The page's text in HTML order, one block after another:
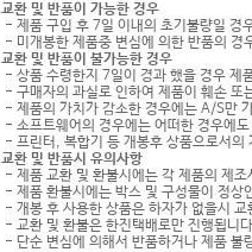
교환 및 반품이 가능한 경우
- 제품 구입 후 7일 이내의 초기불량일 경
- 미개봉한 제품중 변심에 의한 반품의 경
교환 및 반품이 불가능한 경우
- 상품 수령한지 7일이 경과 했을 경우 제
- 구매자의 과실로 인하여 제품이 훼손 또
- 제품의 가치가 감소한 경우에는 A/S만
- 소프트웨어의 경우에는 어떠한 경우에
- 프린터, 복합기 등 개봉후 상품으로서의
교환 및 반품시 유의사항
- 제품 교환 및 환불시에는 각 제품의 제
- 제품 환불시에는 박스 및 구성물이 정상
- 개봉 후 사용한 상품은 하자가 없을시
- 교환 및 환불은 한진택배로만 진행됩니
- 단순 변심에 의해서 반품하거나 제품